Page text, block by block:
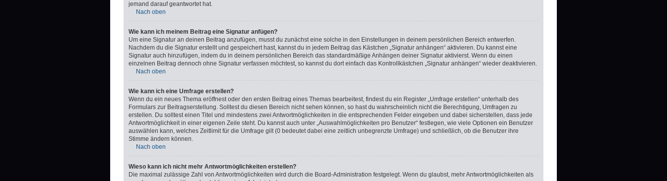
jemand darauf geantwortet hat.
Nach oben
Wie kann ich meinem Beitrag eine Signatur anfügen?
Um eine Signatur an deinen Beitrag anzufügen, musst du zunächst eine solche in den Einstellungen in deinem persönlichen Bereich entwerfen.
Nachdem du die Signatur erstellt und gespeichert hast, kannst du in jedem Beitrag das Kästchen „Signatur anhängen“ aktivieren. Du kannst eine
Signatur auch hinzufügen, indem du in deinem persönlichen Bereich das standardmäßige Anhängen deiner Signatur aktivierst. Wenn du einen
einzelnen Beitrag dennoch ohne Signatur verfassen möchtest, so kannst du dort einfach das Kontrollkästchen „Signatur anhängen“ wieder deaktivieren.
Nach oben
Wie kann ich eine Umfrage erstellen?
Wenn du ein neues Thema eröffnest oder den ersten Beitrag eines Themas bearbeitest, findest du ein Register „Umfrage erstellen“ unterhalb des
Formulars zur Beitragserstellung. Solltest du diesen Bereich nicht sehen können, so hast du wahrscheinlich nicht die Berechtigung, Umfragen zu
erstellen. Du solltest einen Titel und mindestens zwei Antwortmöglichkeiten in die entsprechenden Felder eingeben und dabei sicherstellen, dass jede
Antwortmöglichkeit in einer eigenen Zeile steht. Du kannst auch unter „Auswahlmöglichkeiten pro Benutzer“ festlegen, wie viele Optionen ein Benutzer
auswählen kann, welches Zeitlimit für die Umfrage gilt (0 bedeutet dabei eine zeitlich unbegrenzte Umfrage) und schließlich, ob die Benutzer ihre
Stimme ändern können.
Nach oben
Wieso kann ich nicht mehr Antwortmöglichkeiten erstellen?
Die maximal zulässige Zahl von Antwortmöglichkeiten wird durch die Board-Administration festgelegt. Wenn du glaubst, mehr Antwortmöglichkeiten als